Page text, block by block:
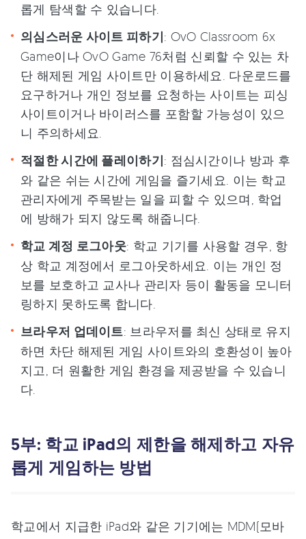
롭게 탐색할 수 있습니다.
의심스러운 사이트 피하기: OvO Classroom 6x
Game이나 OvO Game 76처럼 신뢰할 수 있는 차
단 해제된 게임 사이트만 이용하세요. 다운로드를
요구하거나 개인 정보를 요청하는 사이트는 피싱
사이트이거나 바이러스를 포함할 가능성이 있으
니 주의하세요.
적절한 시간에 플레이하기: 점심시간이나 방과 후
와 같은 쉬는 시간에 게임을 즐기세요. 이는 학교
관리자에게 주목받는 일을 피할 수 있으며, 학업
에 방해가 되지 않도록 해줍니다.
학교 계정 로그아웃: 학교 기기를 사용할 경우, 항
상 학교 계정에서 로그아웃하세요. 이는 개인 정
보를 보호하고 교사나 관리자 등이 활동을 모니터
링하지 못하도록 합니다.
브라우저 업데이트: 브라우저를 최신 상태로 유지
하면 차단 해제된 게임 사이트와의 호환성이 높아
지고, 더 원활한 게임 환경을 제공받을 수 있습니
다.
5부: 학교 iPad의 제한을 해제하고 자유
롭게 게임하는 방법
학교에서 지급한 iPad와 같은 기기에는 MDM(모바